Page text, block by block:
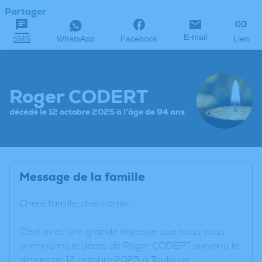
Partager
SMS WhatsApp Facebook E-mail Lien
Roger CODERT
décédé le 12 octobre 2025 à l'âge de 94 ans
Message de la famille
Chère famille, chers amis,
C’est avec une grande tristesse que nous vous
annonçons le décès de Roger CODERT survenu le
dimanche 12 octobre 2025 à Toulouse.